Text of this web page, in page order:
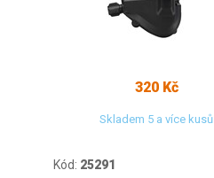
320 Kč
Skladem 5 a více kusů
Kód: 25291